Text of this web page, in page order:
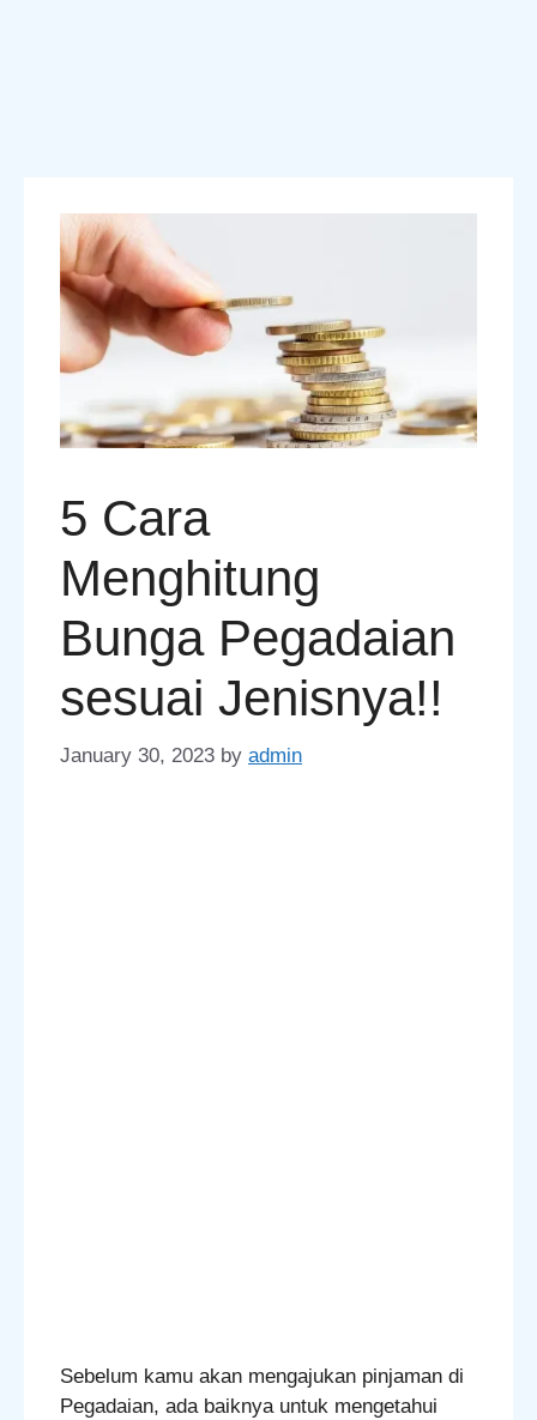
5 Cara
Menghitung
Bunga Pegadaian
sesuai Jenisnya!!
January 30, 2023 by admin
Sebelum kamu akan mengajukan pinjaman di
Pegadaian, ada baiknya untuk mengetahui